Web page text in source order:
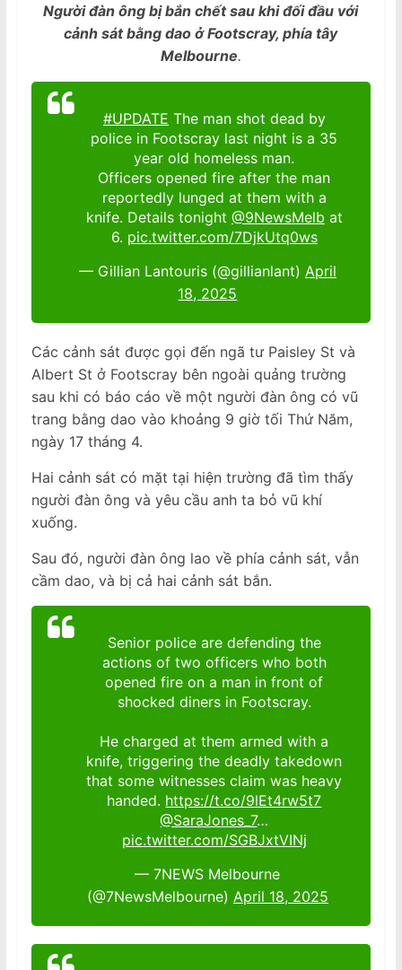
Người đàn ông bị bắn chết sau khi đối đầu với
cảnh sát bằng dao ở Footscray, phía tây
Melbourne.
#UPDATE The man shot dead by
police in Footscray last night is a 35
year old homeless man.
Officers opened fire after the man
reportedly lunged at them with a
knife. Details tonight @9NewsMelb at
6. pic.twitter.com/7DjkUtq0ws
— Gillian Lantouris (@gillianlant) April
18, 2025
Các cảnh sát được gọi đến ngã tư Paisley St và
Albert St ở Footscray bên ngoài quảng trường
sau khi có báo cáo về một người đàn ông có vũ
trang bằng dao vào khoảng 9 giờ tối Thứ Năm,
ngày 17 tháng 4.
Hai cảnh sát có mặt tại hiện trường đã tìm thấy
người đàn ông và yêu cầu anh ta bỏ vũ khí
xuống.
Sau đó, người đàn ông lao về phía cảnh sát, vẫn
cầm dao, và bị cả hai cảnh sát bắn.
Senior police are defending the
actions of two officers who both
opened fire on a man in front of
shocked diners in Footscray.
He charged at them armed with a
knife, triggering the deadly takedown
that some witnesses claim was heavy
handed. https://t.co/9lEt4rw5t7
@SaraJones_7…
pic.twitter.com/SGBJxtVINj
— 7NEWS Melbourne
(@7NewsMelbourne) April 18, 2025